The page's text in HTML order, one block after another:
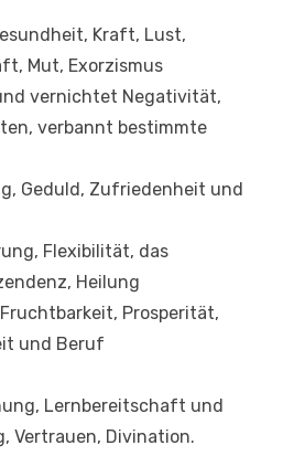
Kraft, Lust,
Mut, Exorzismus
vernichtet Negativität,
verbannt bestimmte
Geduld, Zufriedenheit und
Flexibilität, das
Heilung
Prosperität,
und Beruf
Lernbereitschaft und
Vertrauen, Divination.